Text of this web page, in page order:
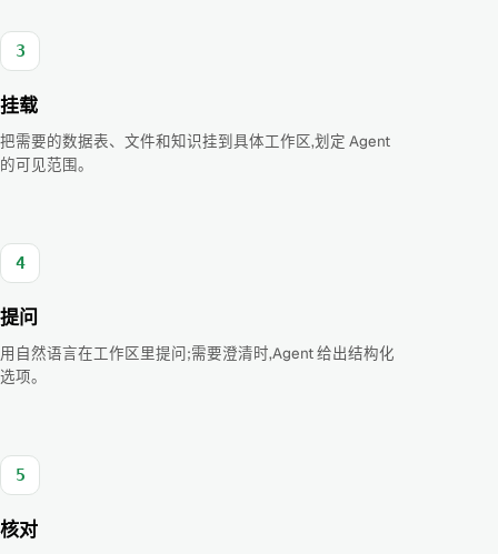
3
挂载
把需要的数据表、文件和知识挂到具体工作区,划定 Agent
的可见范围。
4
提问
用自然语言在工作区里提问;需要澄清时,Agent 给出结构化
选项。
5
核对